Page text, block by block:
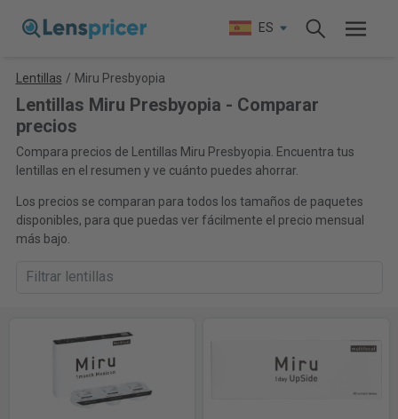
ES
Lentillas / Miru Presbyopia
Lentillas Miru Presbyopia - Comparar
precios
Compara precios de Lentillas Miru Presbyopia. Encuentra tus
lentillas en el resumen y ve cuánto puedes ahorrar.
Los precios se comparan para todos los tamaños de paquetes
disponibles, para que puedas ver fácilmente el precio mensual
más bajo.